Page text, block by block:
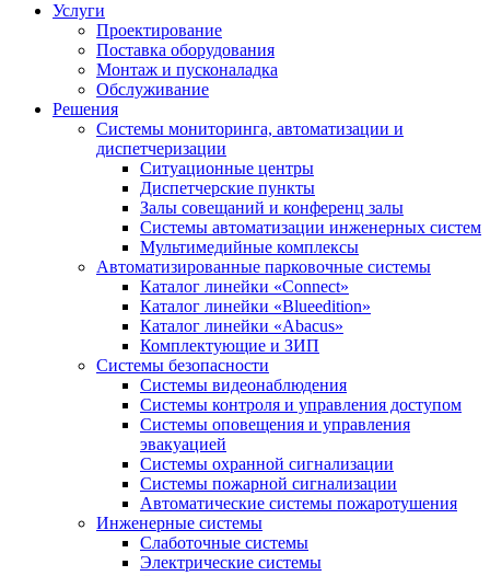
Услуги
Проектирование
Поставка оборудования
Монтаж и пусконаладка
Обслуживание
Решения
Системы мониторинга, автоматизации и
диспетчеризации
Ситуационные центры
Диспетчерские пункты
Залы совещаний и конференц залы
Системы автоматизации инженерных систем
Мультимедийные комплексы
Автоматизированные парковочные системы
Каталог линейки «Connect»
Каталог линейки «Blueedition»
Каталог линейки «Abacus»
Комплектующие и ЗИП
Cистемы безопасности
Системы видеонаблюдения
Системы контроля и управления доступом
Системы оповещения и управления
эвакуацией
Системы охранной сигнализации
Системы пожарной сигнализации
Автоматические системы пожаротушения
Инженерные системы
Слаботочные системы
Электрические системы